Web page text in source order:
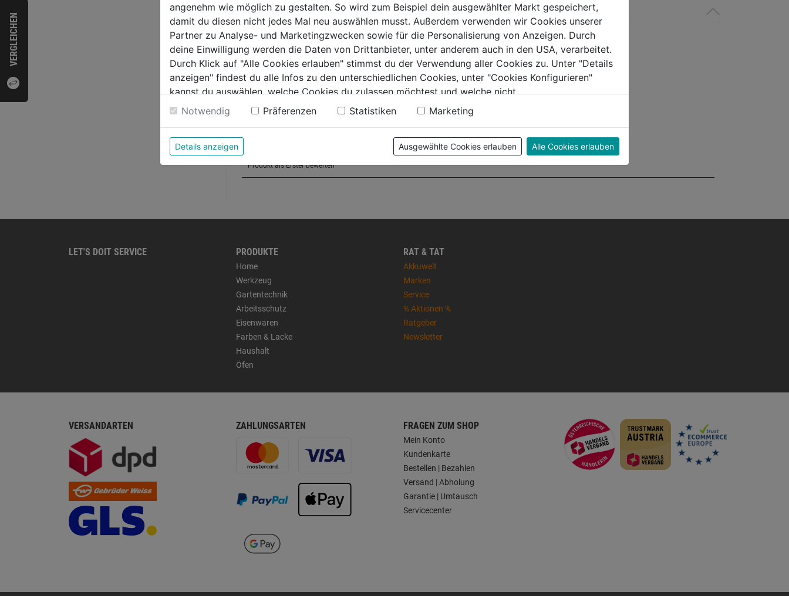
VERGLEICHEN
Bewertung
LET'S DOIT SERVICE PRODUKTE
Home
Werkzeug
Gartentechnik
Arbeitsschutz
Eisenwaren
Farben & Lacke
Haushalt
Öfen
RAT & TAT
Akkuwelt
Marken
Service
% Aktionen %
Ratgeber
Newsletter
VERSANDARTEN ZAHLUNGSARTEN FRAGEN ZUM SHOP
Mein Konto
Kundenkarte
Bestellen | Bezahlen
Versand | Abholung
Garantie | Umtausch
Servicecenter
angenehm wie möglich zu gestalten. So wird zum Beispiel dein ausgewählter Markt gespeichert,
damit du diesen nicht jedes Mal neu auswählen musst. Außerdem verwenden wir Cookies unserer
Partner zu Analyse- und Marketingzwecken sowie für die Personalisierung von Anzeigen. Durch
deine Einwilligung werden die Daten von Drittanbieter, unter anderem auch in den USA, verarbeitet.
Durch Klick auf "Alle Cookies erlauben" stimmst du der Verwendung aller Cookies zu. Unter "Details
anzeigen" findest du alle Infos zu den unterschiedlichen Cookies, unter "Cookies Konfigurieren"
kannst du auswählen, welche Cookies du zulassen möchtest und welche nicht.
Weitere Informationen findest du in unserer Datenschutzerklärung
Notwendig Präferenzen Statistiken Marketing
Details anzeigen Ausgewählte Cookies erlauben Alle Cookies erlauben